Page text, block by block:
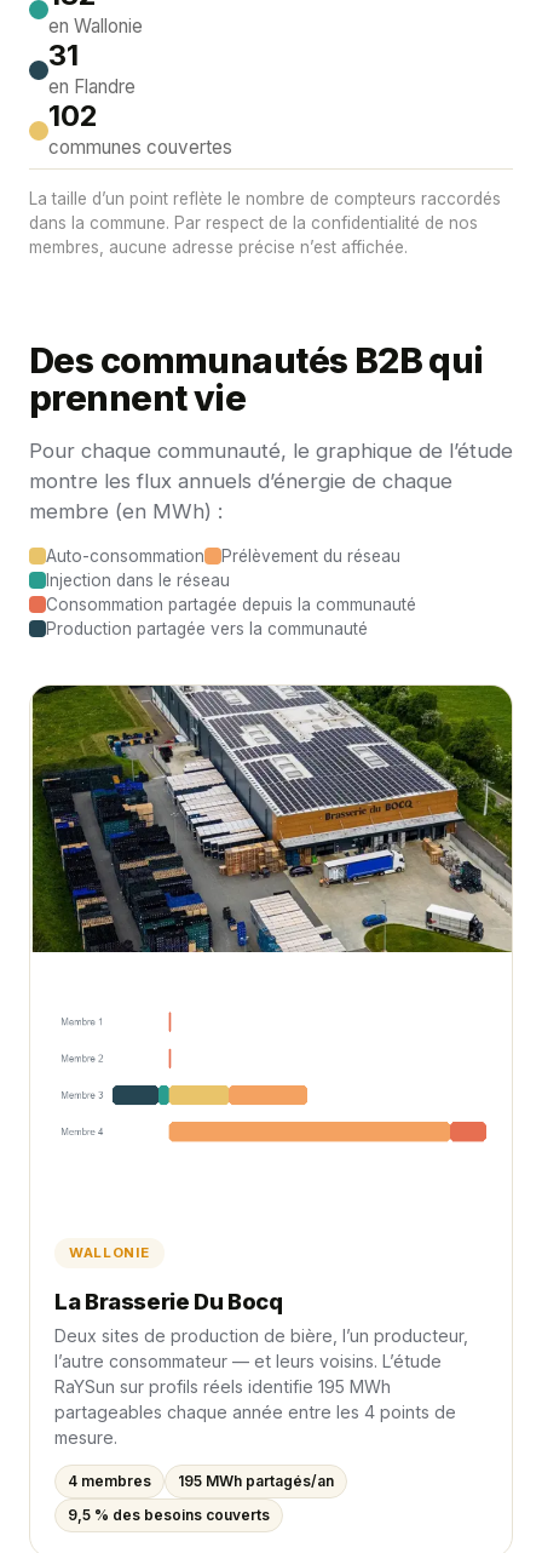
en Wallonie
31
en Flandre
102
communes couvertes
La taille d’un point reflète le nombre de compteurs raccordés
dans la commune. Par respect de la confidentialité de nos
membres, aucune adresse précise n’est affichée.
Des communautés B2B qui
prennent vie
Pour chaque communauté, le graphique de l’étude
montre les flux annuels d’énergie de chaque
membre (en MWh) :
Auto-consommation
Prélèvement du réseau
Injection dans le réseau
Consommation partagée depuis la communauté
Production partagée vers la communauté
WALLONIE
La Brasserie Du Bocq
Deux sites de production de bière, l’un producteur,
l’autre consommateur — et leurs voisins. L’étude
RaYSun sur profils réels identifie 195 MWh
partageables chaque année entre les 4 points de
mesure.
4 membres
195 MWh partagés/an
9,5 % des besoins couverts